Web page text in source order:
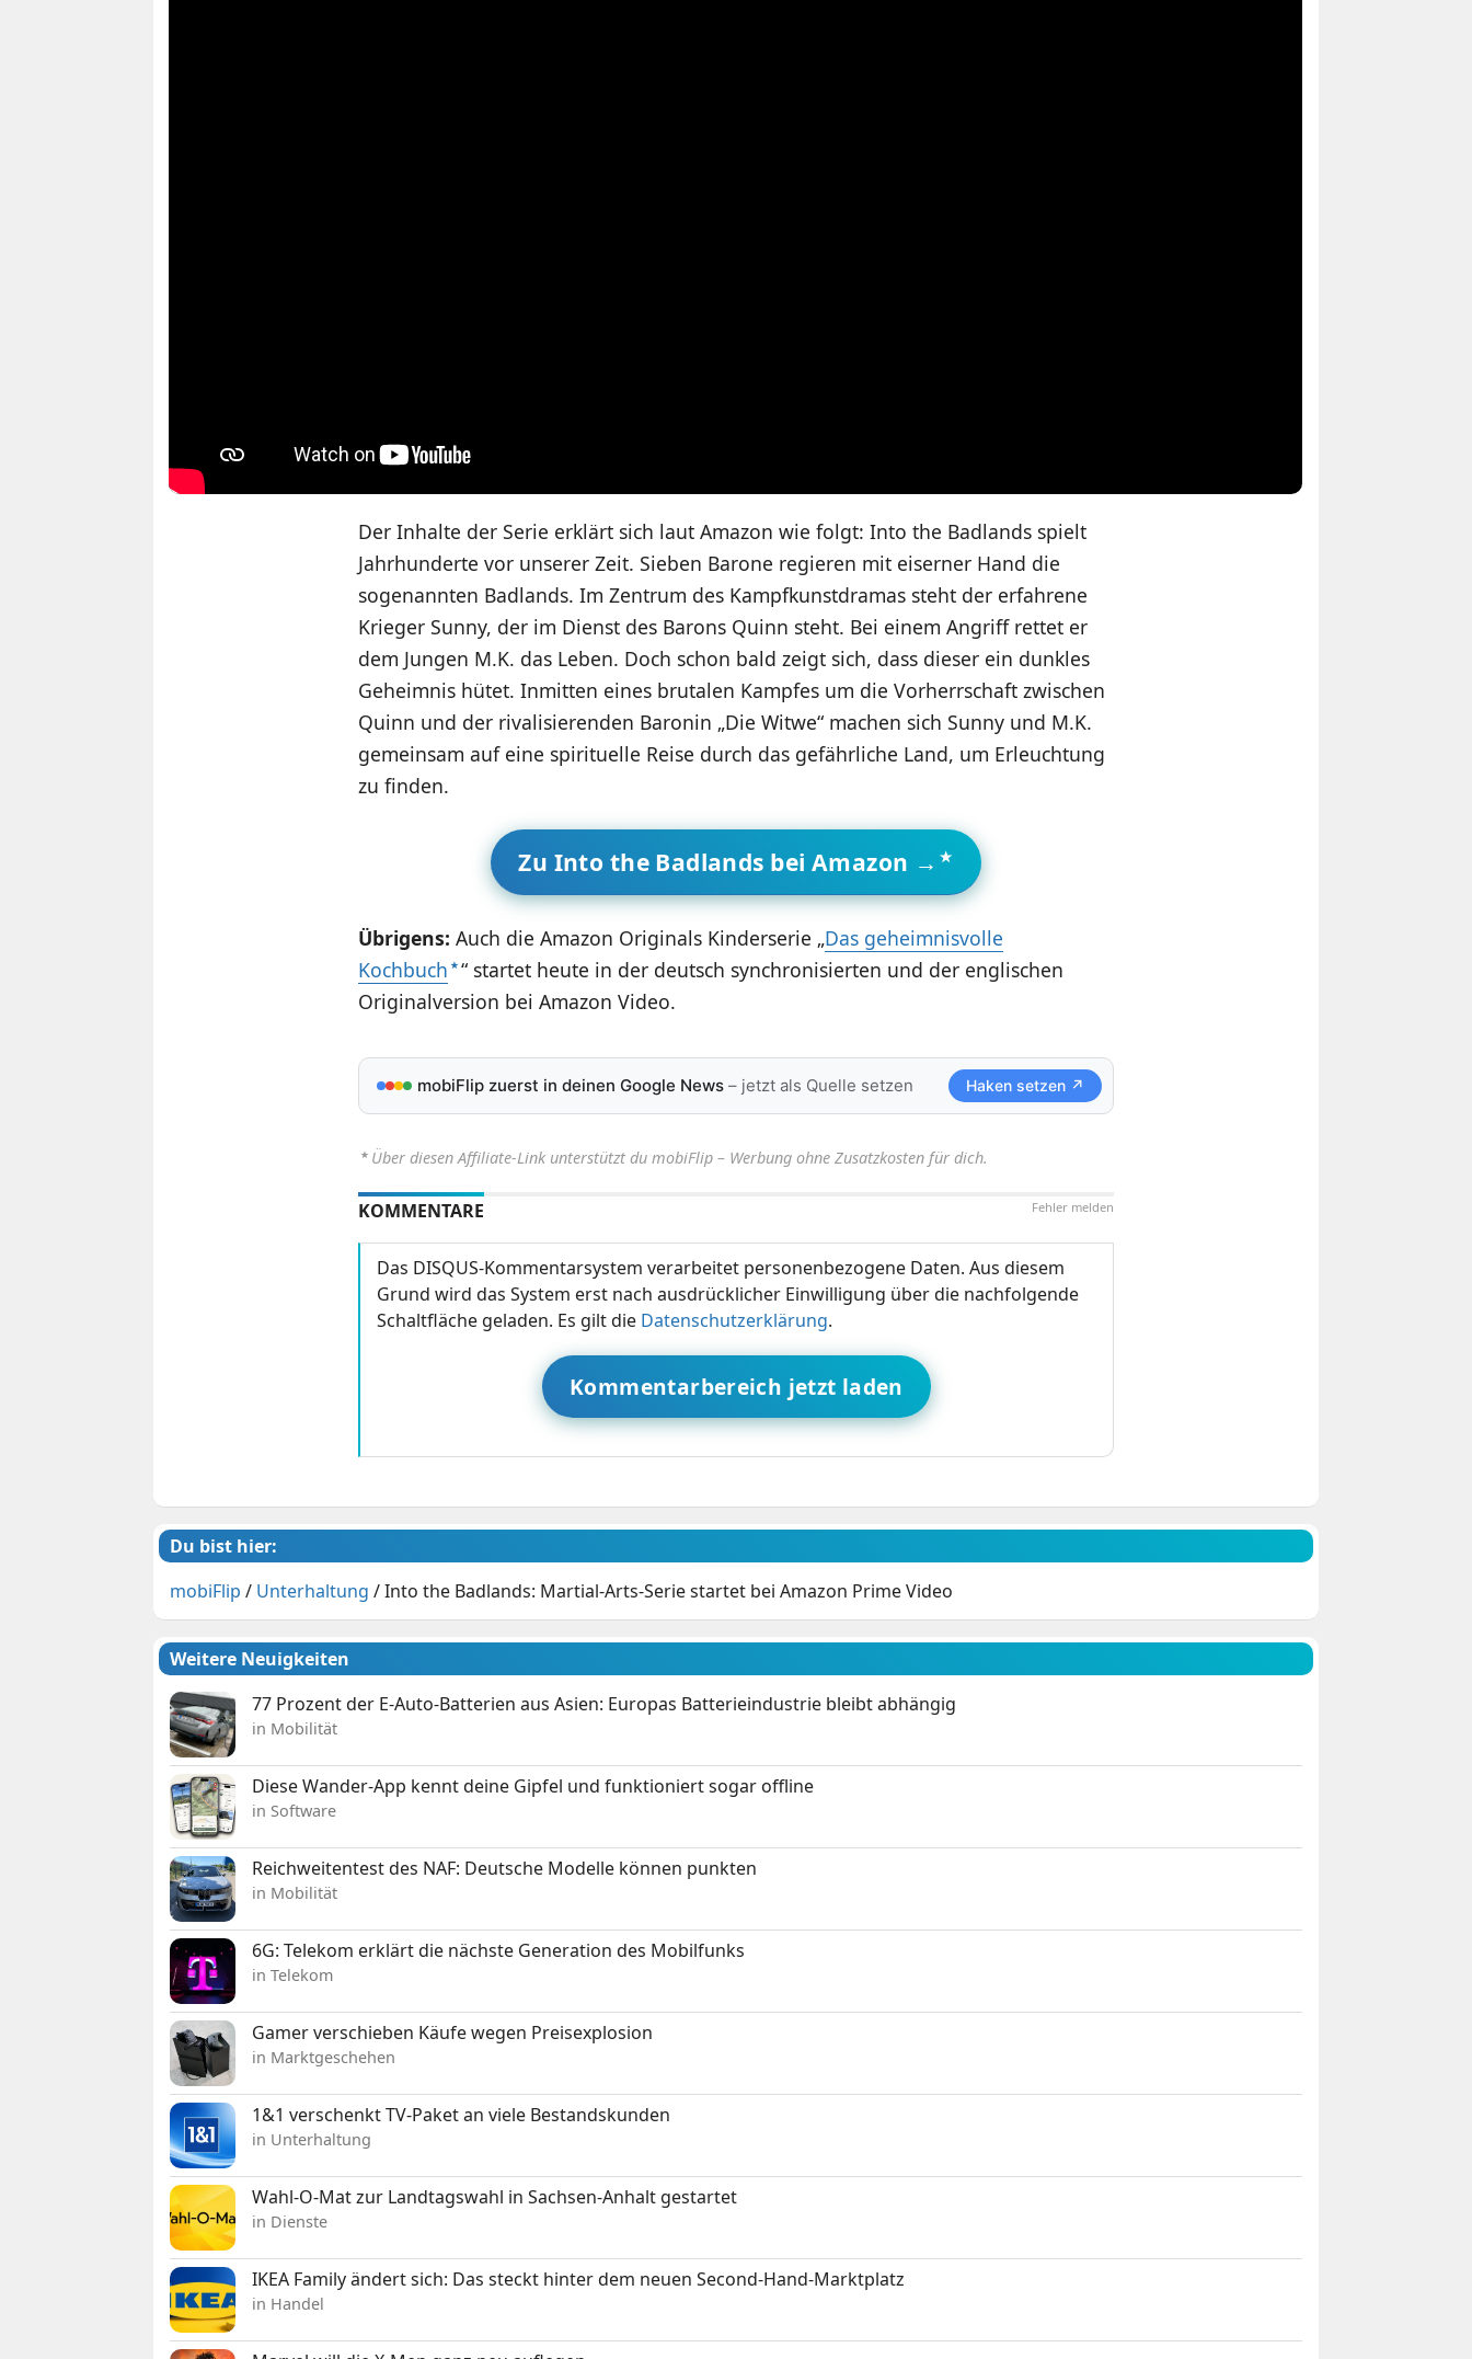
Der Inhalte der Serie erklärt sich laut Amazon wie folgt: Into the Badlands spielt
Jahrhunderte vor unserer Zeit. Sieben Barone regieren mit eiserner Hand die
sogenannten Badlands. Im Zentrum des Kampfkunstdramas steht der erfahrene
Krieger Sunny, der im Dienst des Barons Quinn steht. Bei einem Angriff rettet er
dem Jungen M.K. das Leben. Doch schon bald zeigt sich, dass dieser ein dunkles
Geheimnis hütet. Inmitten eines brutalen Kampfes um die Vorherrschaft zwischen
Quinn und der rivalisierenden Baronin „Die Witwe“ machen sich Sunny und M.K.
gemeinsam auf eine spirituelle Reise durch das gefährliche Land, um Erleuchtung
zu finden.
Zu Into the Badlands bei Amazon →
Übrigens: Auch die Amazon Originals Kinderserie „Das geheimnisvolle
Kochbuch “ startet heute in der deutsch synchronisierten und der englischen
Originalversion bei Amazon Video.
mobiFlip zuerst in deinen Google News– jetzt als Quelle setzen Haken setzen ↗
⋆ Über diesen Affiliate-Link unterstützt du mobiFlip – Werbung ohne Zusatzkosten für dich.
Fehler melden
KOMMENTARE
Das DISQUS-Kommentarsystem verarbeitet personenbezogene Daten. Aus diesem
Grund wird das System erst nach ausdrücklicher Einwilligung über die nachfolgende
Schaltfläche geladen. Es gilt die Datenschutzerklärung.
Kommentarbereich jetzt laden
Du bist hier:
mobiFlip / Unterhaltung /Into the Badlands: Martial-Arts-Serie startet bei Amazon Prime Video
Weitere Neuigkeiten
77 Prozent der E-Auto-Batterien aus Asien: Europas Batterieindustrie bleibt abhängig
in Mobilität
Diese Wander-App kennt deine Gipfel und funktioniert sogar offline
in Software
Reichweitentest des NAF: Deutsche Modelle können punkten
in Mobilität
6G: Telekom erklärt die nächste Generation des Mobilfunks
in Telekom
Gamer verschieben Käufe wegen Preisexplosion
in Marktgeschehen
1&1 verschenkt TV-Paket an viele Bestandskunden
in Unterhaltung
Wahl-O-Mat zur Landtagswahl in Sachsen-Anhalt gestartet
in Dienste
IKEA Family ändert sich: Das steckt hinter dem neuen Second-Hand-Marktplatz
in Handel